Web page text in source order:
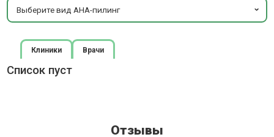
Выберите вид AHA-пилинг
Клиники Врачи
Список пуст
Отзывы